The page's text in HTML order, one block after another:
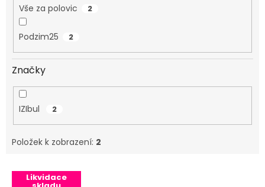
Vše za polovic 2
Podzim25 2
Značky
IZIbul 2
Položek k zobrazení: 2
Výpis produktů
Likvidace